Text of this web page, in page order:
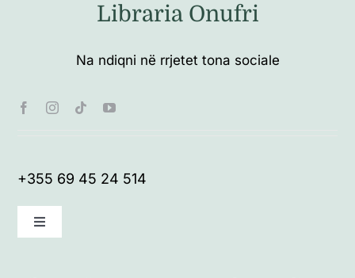
Libraria Onufri
Na ndiqni në rrjetet tona sociale
+355 69 45 24 514
Toggle